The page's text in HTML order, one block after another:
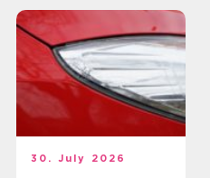
30. July 2026